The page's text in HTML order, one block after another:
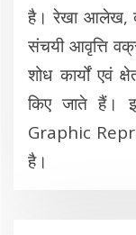
है। रेखा आलेख,
संचयी आवृत्ति
शोध कार्यों एवं
किए जाते हैं।
Graphic
है।